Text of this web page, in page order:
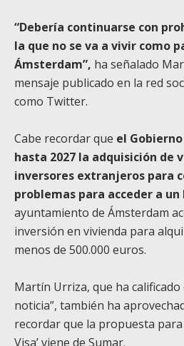
“Debería continuarse con
la que no se va a vivir como
Ámsterdam”, ha señalado
mensaje publicado en la red
como Twitter.
Cabe recordar que el
hasta 2027 la adquisición de
inversores extranjeros para
problemas para acceder a un
ayuntamiento de Ámsterdam
inversión en vivienda para
menos de 500.000 euros.
Martín Urriza, que ha calificado
noticia”, también ha
recordar que la propuesta para
Visa’ viene de Sumar.